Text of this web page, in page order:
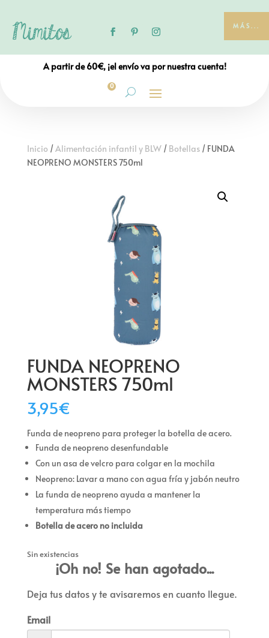
MÁS...
A partir de 60€, ¡el envío va por nuestra cuenta!
0
Inicio /Alimentación infantil y BLW/ Botellas/ FUNDA
NEOPRENO MONSTERS 750ml
FUNDA NEOPRENO
MONSTERS 750ml
3,95€
Funda de neopreno para proteger la botella de acero.
Funda de neopreno desenfundable
Con un asa de velcro para colgar en la mochila
Neopreno: Lavar a mano con agua fría y jabón neutro
La funda de neopreno ayuda a mantener la
temperatura más tiempo
Botella de acero no incluida
Sin existencias
¡Oh no! Se han agotado...
Deja tus datos y te avisaremos en cuanto llegue.
Email